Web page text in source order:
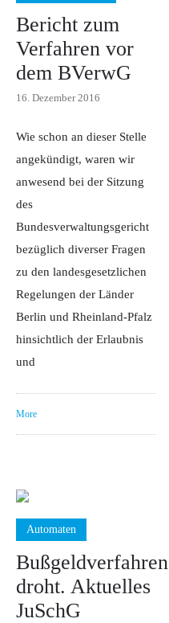
Bericht zum
Verfahren vor
dem BVerwG
16. Dezember 2016
Wie schon an dieser Stelle
angekündigt, waren wir
anwesend bei der Sitzung
des
Bundesverwaltungsgericht
bezüglich diverser Fragen
zu den landesgesetzlichen
Regelungen der Länder
Berlin und Rheinland-Pfalz
hinsichtlich der Erlaubnis
und
More
Automaten
Bußgeldverfahren
droht. Aktuelles
JuSchG